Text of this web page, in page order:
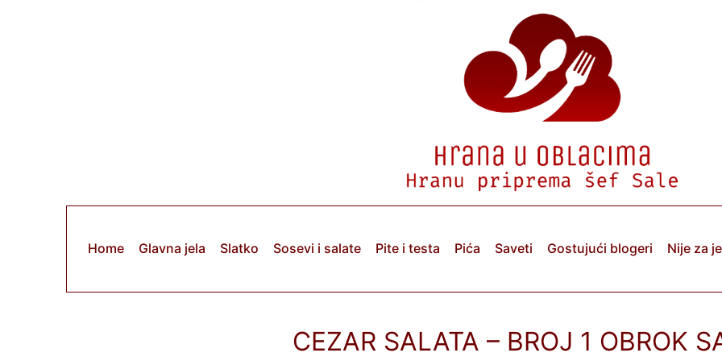
Home Glavna jela Slatko Sosevi i salate Pite i testa Pića Saveti Gostujući blogeri Nije za
CEZAR SALATA – BROJ 1 OBROK